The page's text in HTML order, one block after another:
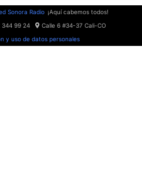
Sonora Radio ¡Aquí cabemos todos!
344 99 24
Calle 6 #34-37 Cali-CO
y uso de datos personales